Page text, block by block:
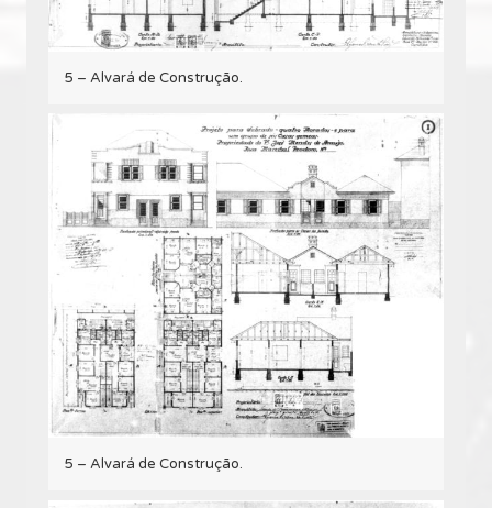
5 – Alvará de Construção.
5 – Alvará de Construção.